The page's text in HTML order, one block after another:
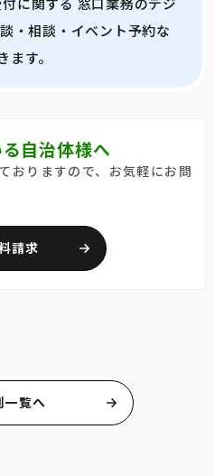
・相談・イベント予約な
す。
自治体様へ
おりますので、お気軽にお問
請求
一覧へ